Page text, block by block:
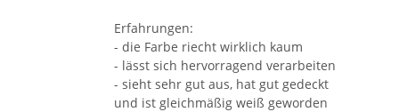
Erfahrungen:
- die Farbe riecht wirklich kaum
- lässt sich hervorragend verarbeiten
- sieht sehr gut aus, hat gut gedeckt
und ist gleichmäßig weiß geworden